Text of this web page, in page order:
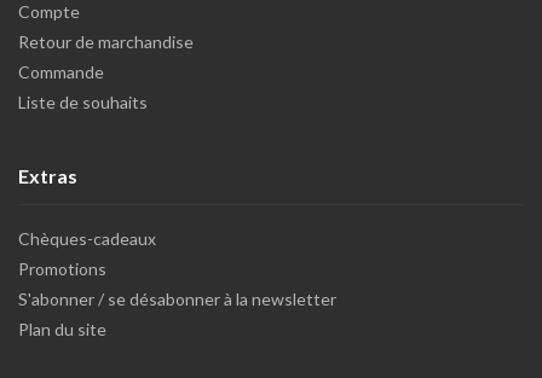
Compte
Retour de marchandise
Commande
Liste de souhaits
Extras
Chèques-cadeaux
Promotions
S'abonner / se désabonner à la newsletter
Plan du site